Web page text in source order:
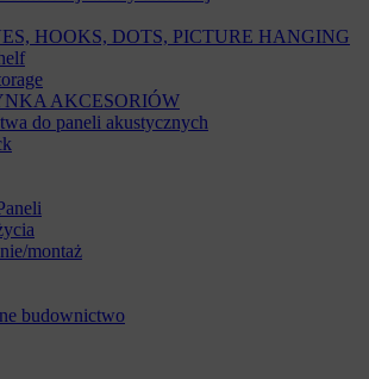
HOOKS, DOTS, PICTURE HANGING
AKCESORIÓW
do paneli akustycznych
montaż
budownictwo